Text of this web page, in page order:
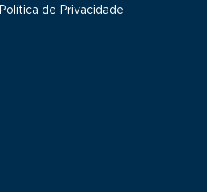
Política de Privacidade